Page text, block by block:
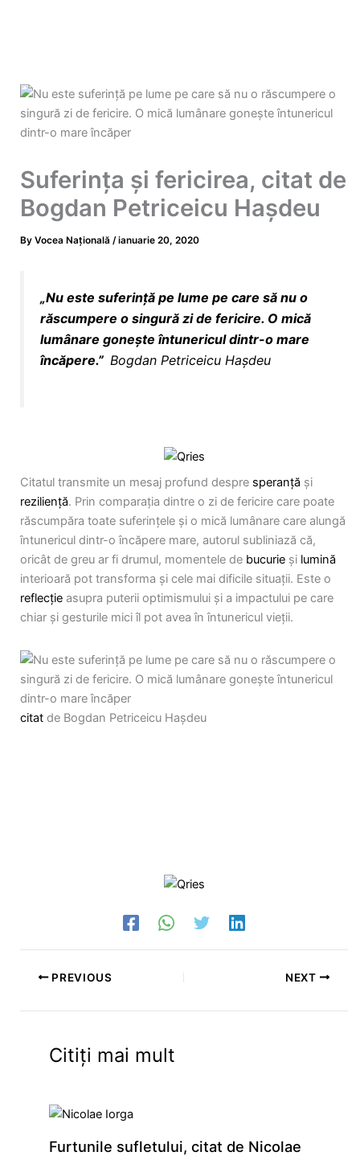
Suferința și fericirea, citat de
Bogdan Petriceicu Hașdeu
By Vocea Națională /ianuarie 20, 2020
„Nu este suferinţă pe lume pe care să nu o
răscumpere o singură zi de fericire. O mică
lumânare goneşte întunericul dintr-o mare
încăpere.” Bogdan Petriceicu Hașdeu
Citatul transmite un mesaj profund despre speranță și
reziliență. Prin comparația dintre o zi de fericire care poate
răscumpăra toate suferințele și o mică lumânare care alungă
întunericul dintr-o încăpere mare, autorul subliniază că,
oricât de greu ar fi drumul, momentele de bucurie și lumină
interioară pot transforma și cele mai dificile situații. Este o
reflecție asupra puterii optimismului și a impactului pe care
chiar și gesturile mici îl pot avea în întunericul vieții.
citat de Bogdan Petriceicu Hașdeu
PREVIOUS NEXT
Citiți mai mult
Furtunile sufletului, citat de Nicolae